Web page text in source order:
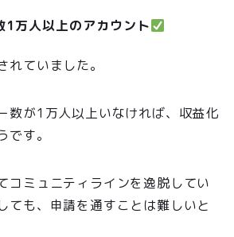
1万人以上のアカウント
れていました。
数が1万人以上いなければ、収益化
す。
コミュニティラインを逸脱してい
ても、申請を通すことは難しいと